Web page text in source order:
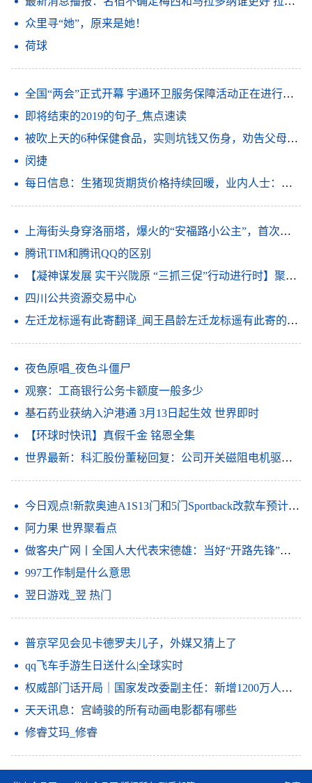
众里寻“她”，原来是她！
荷球
全国“两会”正式开幕 宇通环卫服务保障活动正在进行时 信息
即将结束的2019的句子_焦点速读
被吹上天的6种保健食品，实则坑钱又伤身，劝告父母：谨慎购买|世界要闻
闵捷
每日信息：生猪现货期货价格持续回暖，业内人士：产业行稳致远还需强链补链
上海街头身穿洛丽塔，爆火的“安福路小公主”，首次回应性别疑问
腾讯TIM和腾讯QQ的区别
【凝神谋发展 实干兴陇原 “三抓三促”行动进行时】聚焦短板补弱项 放大优势强特色——金塔县深入开展“三抓三促”行动
四川公共资源交易中心
左迁龙标遥有此寄翻译_闻王昌龄左迁龙标遥有此寄的意思_天天速看料
夜色原唱_夜色斗僵尸
观察：工商银行公务卡额度一般多少
基石药业获纳入沪港通 3月13日起生效 世界即时
【环球时快讯】真假千金 铭恩全集
世界最新：科汇股份董秘回复：公司开关磁阻电机驱动系统入选第六批山东省制造业单项冠军产品
今日观点!新款奥迪A1S13门和5门Sportback改款车预计将于上半年投放市场
阿力果 世界聚看点
做客央广网丨全国人大代表宋德雄：当好“开路先锋”打造区域科技创新中心
997工作制是什么意思
翌日游戏_翌 热门
普京罕见会见卡德罗夫儿子，外媒又猜上了
qq飞车手游生日送什么|全球实时
权威部门话开局｜国家发改委副主任：新增1200万人就业目标反映稳就业信心
天天讯息：宫崎骏的所有动画电影都有哪些
修睿艾玛_修睿